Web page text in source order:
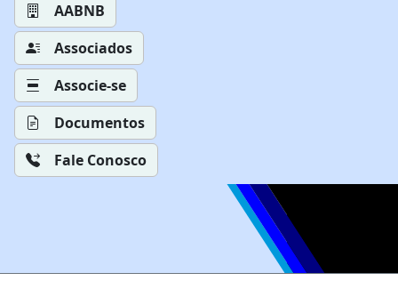
AABNB
Associados
Associe-se
Documentos
Fale Conosco